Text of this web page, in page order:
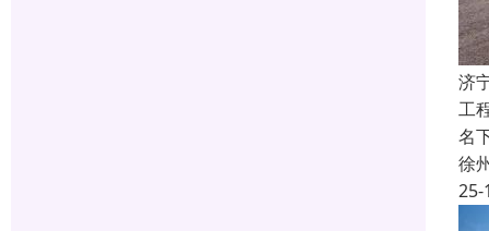
济
工
名
徐
25-